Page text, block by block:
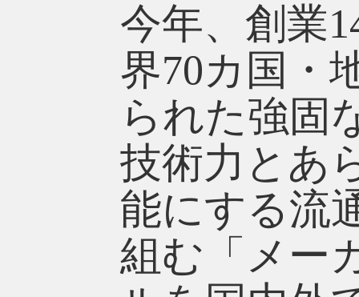
今年、創業
界70カ国・
られた強固
技術力とあ
能にする流
組む「メー